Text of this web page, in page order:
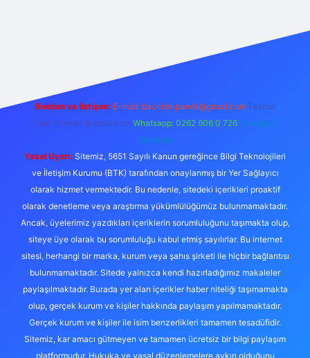
Reklam ve İletişim: E-mail: backlinkpaneli@gmail.com Teams:
forumhizmeti@gmail.com Whatsapp: 0262 606 0 726 Telegram:
@karabul
Yasal Uyarı: Sitemiz, 5651 Sayılı Kanun gereğince Bilgi Teknolojileri
ve İletişim Kurumu (BTK) tarafından onaylanmış bir Yer Sağlayıcı
olarak hizmet vermektedir. Bu nedenle, sitedeki içerikleri proaktif
olarak denetleme veya araştırma yükümlülüğümüz bulunmamaktadır.
Ancak, üyelerimiz yazdıkları içeriklerin sorumluluğunu taşımakta olup,
siteye üye olarak bu sorumluluğu kabul etmiş sayılırlar. Bu internet
sitesi, herhangi bir marka, kurum veya şahıs şirketi ile hiçbir bağlantısı
bulunmamaktadır. Sitede yalnızca kendi hazırladığımız makaleler
paylaşılmaktadır. Burada yer alan içerikler haber niteliği taşımamakta
olup, gerçek kurum ve kişiler hakkında paylaşım yapılmamaktadır.
Gerçek kurum ve kişiler ile isim benzerlikleri tamamen tesadüfidir.
Sitemiz, kar amacı gütmeyen ve tamamen ücretsiz bir bilgi paylaşım
platformudur. Hukuka ve yasal düzenlemelere aykırı olduğunu